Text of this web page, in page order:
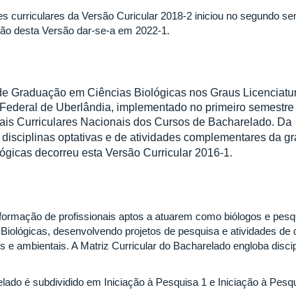
curriculares da Versão Curicular 2018-2 iniciou no segundo
desta Versão dar-se-a em 2022-1.
Graduação em Ciências Biológicas nos Graus
de Uberlândia, implementado no primeiro semestre
Curriculares Nacionais dos Cursos de Bacharelado. Da
optativas e de atividades complementares da
decorreu esta Versão Curricular 2016-1.
de profissionais aptos a atuarem como biólogos e
desenvolvendo projetos de pesquisa e atividades de
e ambientais. A Matriz Curricular do Bacharelado engloba
é subdividido em Iniciação à Pesquisa 1 e Iniciação à